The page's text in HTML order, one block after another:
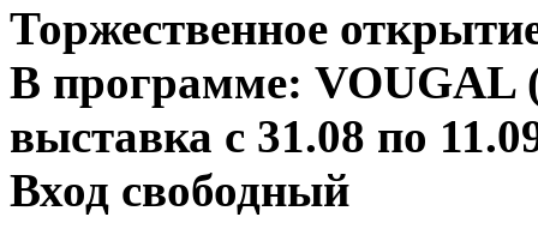
Торжественное
В программе: VOUGAL
выставка с 31.08 по
Вход свободный